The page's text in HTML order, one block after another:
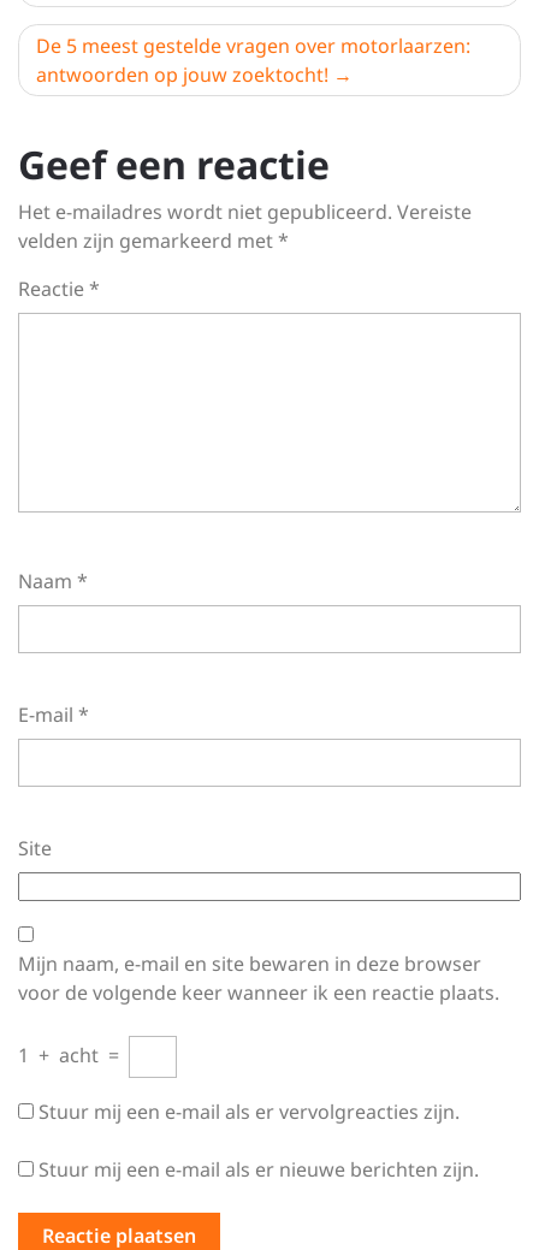
De 5 meest gestelde vragen over motorlaarzen:
antwoorden op jouw zoektocht!
Geef een reactie
Het e-mailadres wordt niet gepubliceerd. Vereiste
velden zijn gemarkeerd met*
Reactie*
Naam *
E-mail *
Site
Mijn naam, e-mail en site bewaren in deze browser
voor de volgende keer wanneer ik een reactie plaats.
1 + acht =
Stuur mij een e-mail als er vervolgreacties zijn.
Stuur mij een e-mail als er nieuwe berichten zijn.